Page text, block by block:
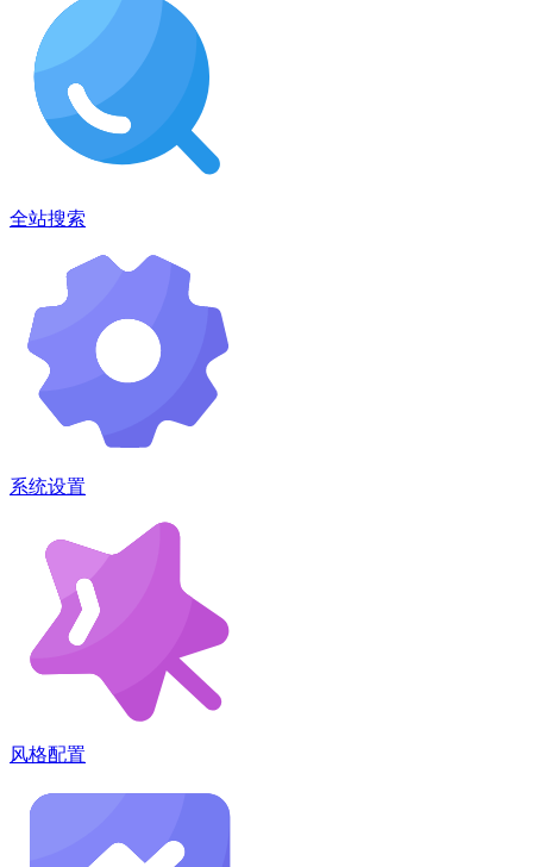
全站搜索
系统设置
风格配置